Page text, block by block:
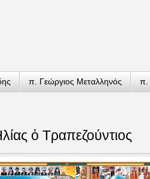
π. Γεώργιος Μεταλληνός π.
ὀ Τραπεζούντιος